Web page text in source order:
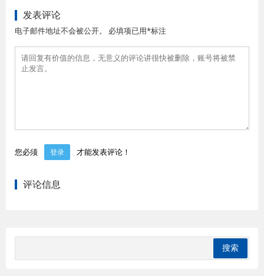
发表评论
电子邮件地址不会被公开。 必填项已用*标注
您必须 登录 才能发表评论！
评论信息